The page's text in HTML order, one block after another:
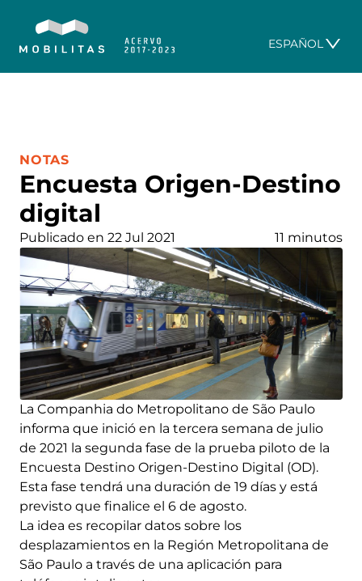
ESPAÑOL
Encuesta Origen-Destino
digital
CATEGORÍA:
NOTAS
Publicado en 22 Jul 2021 11 minutos
La Companhia do Metropolitano de São Paulo
informa que inició en la tercera semana de julio
de 2021 la segunda fase de la prueba piloto de la
Encuesta Destino Origen-Destino Digital (OD).
Esta fase tendrá una duración de 19 días y está
previsto que finalice el 6 de agosto.
La idea es recopilar datos sobre los
desplazamientos en la Región Metropolitana de
São Paulo a través de una aplicación para